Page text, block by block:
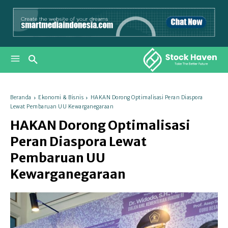
Beranda Ekonomi & Bisnis
HAKAN Dorong Optimalisasi Peran Diaspora
Lewat Pembaruan UU Kewarganegaraan
HAKAN Dorong Optimalisasi
Peran Diaspora Lewat
Pembaruan UU
Kewarganegaraan